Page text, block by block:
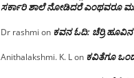
ಸರ್ಕಾರಿ ಶಾಲೆ ನೋಡಿದರೆ ಎಂಥವರೂ
Dr rashmi on ಕವನ ಓದಿ: ಚೆರ್ರಿ ಹೂವಿನ
Anithalakshmi. K. Lon ಕವಿತೆಗೂ